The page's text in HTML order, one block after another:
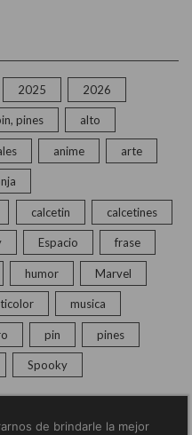
2025 2026
pines alto
anime arte
calcetin calcetines
Espacio frase
humor Marvel
musica
pin pines
Spooky
de brindarle la mejor